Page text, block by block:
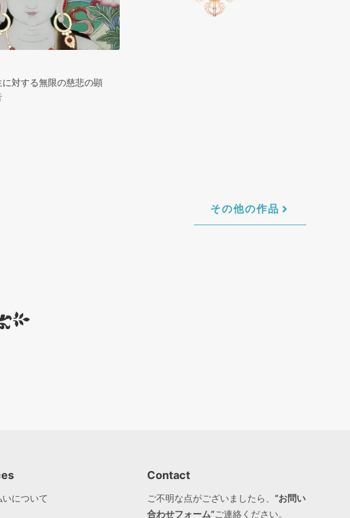
対する無限の慈悲の顕
その他の作品
について
Contact
ご不明な点がございましたら、 “お問い
合わせフォーム”ご連絡ください。